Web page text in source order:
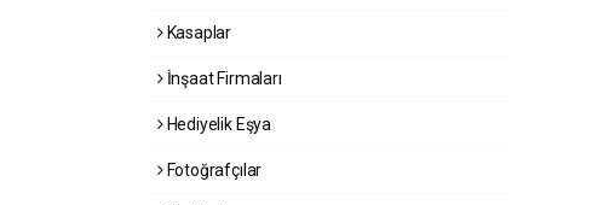
Kasaplar
İnşaat Firmaları
Hediyelik Eşya
Fotoğrafçılar